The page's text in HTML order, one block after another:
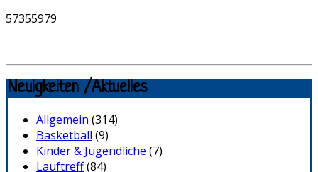
57355979
Neuigkeiten /Aktuelles
Allgemein (314)
Basketball (9)
Kinder & Jugendliche (7)
Lauftreff(84)